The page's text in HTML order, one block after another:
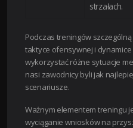
strzałach.
Podczas treningów
taktyce ofensywnej i
wykorzystać różne sytuacje
nasi zawodnicy byli jak
scenariusze.
Ważnym elementem treningu
wyciąganie wniosków na